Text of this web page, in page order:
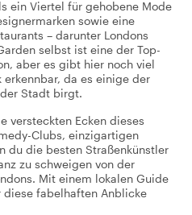
ein Viertel für gehobene Mode
sowie eine
– darunter Londons
selbst ist eine der Top-
aber es gibt hier noch viel
da es einige der
Stadt birgt.
versteckten Ecken dieses
Clubs, einzigartigen
du die besten Straßenkünstler
zu schweigen von der
Mit einem lokalen Guide
fabelhaften Anblicke